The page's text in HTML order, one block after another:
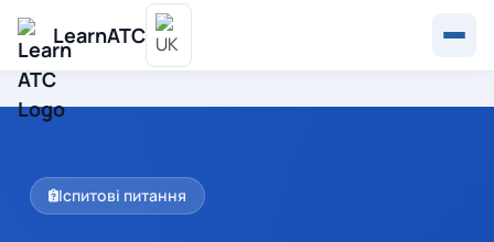
LearnATC
Іспитові питання